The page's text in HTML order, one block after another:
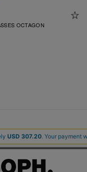
OCTAGON
NEWS
RECRUIT